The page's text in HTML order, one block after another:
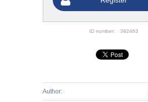
ID number: 362463
Author: